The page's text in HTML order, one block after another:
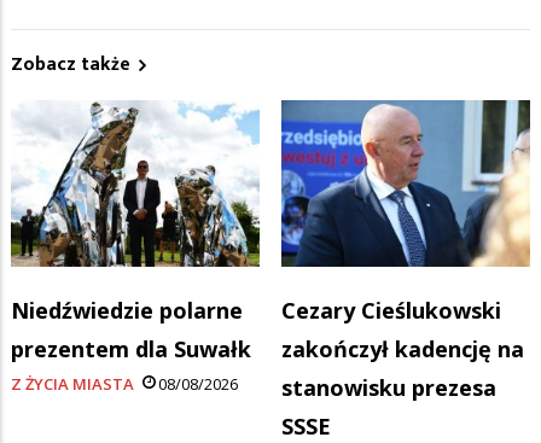
Zobacz także
Niedźwiedzie polarne
prezentem dla Suwałk
Z ŻYCIA MIASTA 08/08/2026
Cezary Cieślukowski
zakończył kadencję na
stanowisku prezesa
SSSE